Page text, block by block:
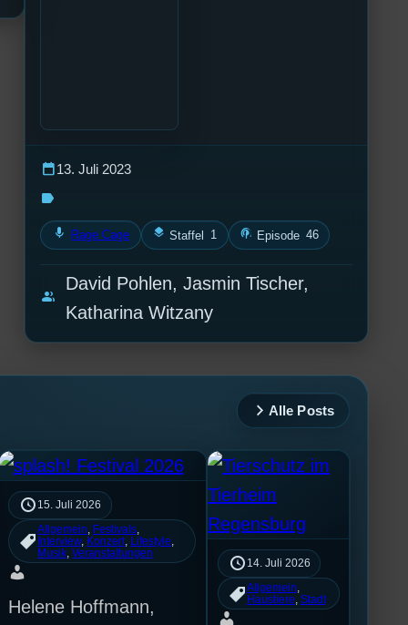
calendar_today13. Juli 2023
label
mic Rage Cage layers Staffel 1 podcasts Episode 46
group
David Pohlen, Jasmin Tischer,
Katharina Witzany
Alle Posts
15. Juli 2026
Allgemein Festivals
Interview, Konzert Lifestyle
Musik , Veranstaltungen
Helene Hoffmann,
14. Juli 2026
Allgemein
Haustiere Stadt